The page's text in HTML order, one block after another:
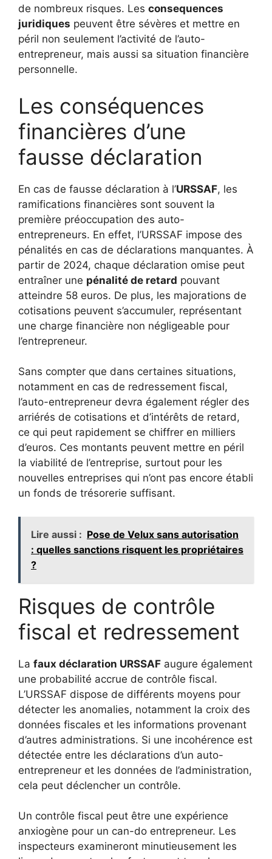
de nombreux risques. Les consequences
juridiques peuvent être sévères et mettre en
péril non seulement l’activité de l’auto-
entrepreneur, mais aussi sa situation financière
personnelle.
Les conséquences
financières d’une
fausse déclaration
En cas de fausse déclaration à l’URSSAF, les
ramifications financières sont souvent la
première préoccupation des auto-
entrepreneurs. En effet, l’URSSAF impose des
pénalités en cas de déclarations manquantes. À
partir de 2024, chaque déclaration omise peut
entraîner une pénalité de retard pouvant
atteindre 58 euros. De plus, les majorations de
cotisations peuvent s’accumuler, représentant
une charge financière non négligeable pour
l’entrepreneur.
Sans compter que dans certaines situations,
notamment en cas de redressement fiscal,
l’auto-entrepreneur devra également régler des
arriérés de cotisations et d’intérêts de retard,
ce qui peut rapidement se chiffrer en milliers
d’euros. Ces montants peuvent mettre en péril
la viabilité de l’entreprise, surtout pour les
nouvelles entreprises qui n’ont pas encore établi
un fonds de trésorerie suffisant.
Lire aussi : Pose de Velux sans autorisation
: quelles sanctions risquent les propriétaires
?
Risques de contrôle
fiscal et redressement
La faux déclaration URSSAF augure également
une probabilité accrue de contrôle fiscal.
L’URSSAF dispose de différents moyens pour
détecter les anomalies, notamment la croix des
données fiscales et les informations provenant
d’autres administrations. Si une incohérence est
détectée entre les déclarations d’un auto-
entrepreneur et les données de l’administration,
cela peut déclencher un contrôle.
Un contrôle fiscal peut être une expérience
anxiogène pour un can-do entrepreneur. Les
inspecteurs examineront minutieusement les